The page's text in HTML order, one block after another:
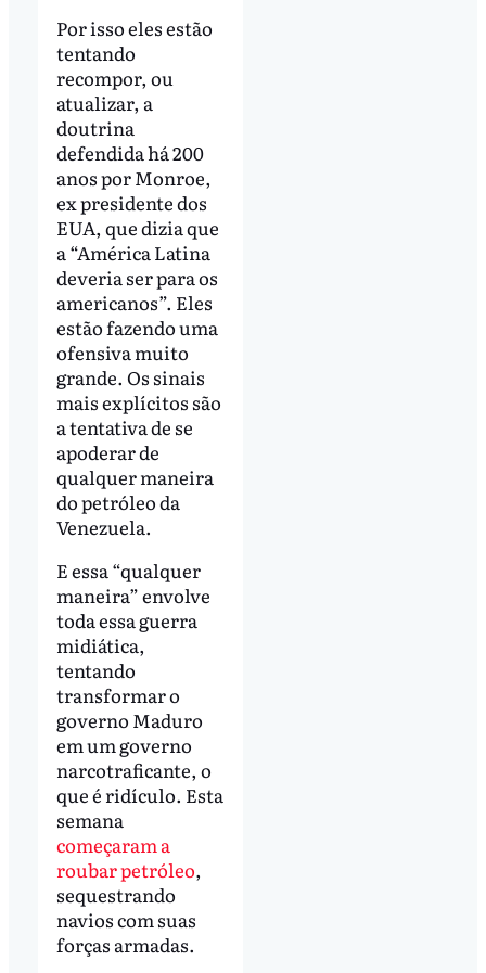
Por isso eles estão
tentando
recompor, ou
atualizar, a
doutrina
defendida há 200
anos por Monroe,
ex presidente dos
EUA, que dizia que
a “América Latina
deveria ser para os
americanos”. Eles
estão fazendo uma
ofensiva muito
grande. Os sinais
mais explícitos são
a tentativa de se
apoderar de
qualquer maneira
do petróleo da
Venezuela.
E essa “qualquer
maneira” envolve
toda essa guerra
midiática,
tentando
transformar o
governo Maduro
em um governo
narcotraficante, o
que é ridículo. Esta
semana
começaram a
roubar petróleo,
sequestrando
navios com suas
forças armadas.